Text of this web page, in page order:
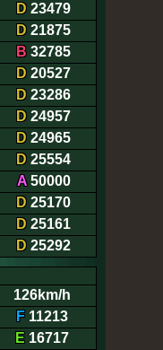
D 23479
D 21875
B 32785
D 20527
D 23286
D 24957
D 24965
D 25554
A50000
D 25170
D 25161
D 25292
126km/h
F 11213
E 16717